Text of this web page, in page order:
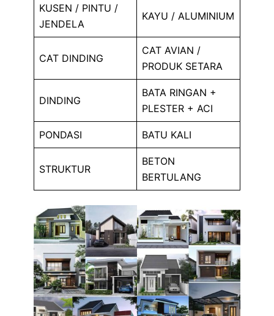
KUSEN / PINTU /
JENDELA
KAYU / ALUMINIUM
CAT DINDING
CAT AVIAN /
PRODUK SETARA
DINDING
BATA RINGAN +
PLESTER + ACI
PONDASI BATU KALI
STRUKTUR
BETON
BERTULANG